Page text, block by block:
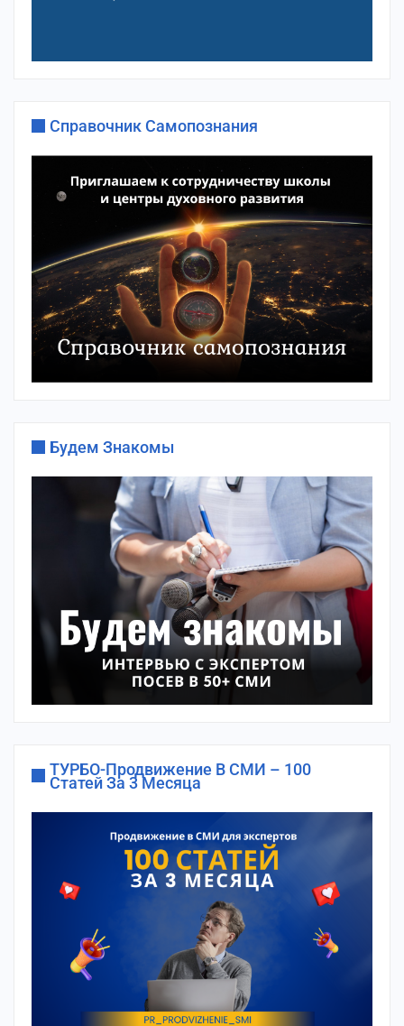
Справочник Самопознания
Будем Знакомы
ТУРБО-Продвижение В СМИ – 100
Статей За 3 Месяца